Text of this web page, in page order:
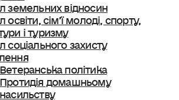
земельних відносин
освіти, сімʼї молоді, спорту,
і туризму
соціального захисту
Ветеранська політика
Протидія домашньому
насильству